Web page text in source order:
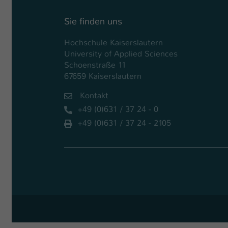
Sie finden uns
Hochschule Kaiserslautern
University of Applied Sciences
Schoenstraße 11
67659 Kaiserslautern
Kontakt
+49 (0)631 / 37 24 - 0
+49 (0)631 / 37 24 - 2105